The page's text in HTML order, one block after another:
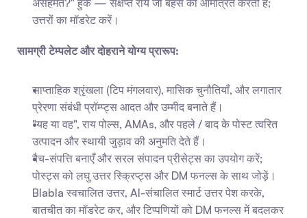
असहमत?" हुक — संक्षेप्त राय जो बहस को आमंत्रित करती है;
उत्तरों का मॉडरेट करें।
सामग्री टेम्पलेट और दोहराने योग्य प्रारूप:
साप्ताहिक श्रृंखला (टिप मंगलवार), मासिक चुनौतियाँ, और लगातार
प्रेरणा संबंधी प्रॉम्प्ट्स आदत और उम्मीद बनाते हैं।
"यह या वह", राय पोल्स, AMAs, और पहले / बाद के पोस्ट त्वरित
उत्पादन और स्थायी जुड़ाव की अनुमति देते हैं।
बैच-संपत्ति बनाएँ और सरल संपादन प्रीसेट्स का उपयोग करें;
पोस्ट्स को लघु उत्तर स्क्रिप्ट्स और DM फनल्स के साथ जोड़ें।
Blabla स्वचालित उत्तर, AI-संचालित स्मार्ट उत्तर पेश करके,
बातचीत का मॉडरेट कर, और टिप्पणियों को DM फनल्स में बदलकर